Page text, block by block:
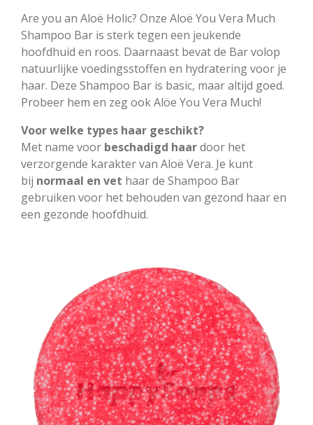
Are you an Aloë Holic? Onze Aloë You Vera Much
Shampoo Bar is sterk tegen een jeukende
hoofdhuid en roos. Daarnaast bevat de Bar volop
natuurlijke voedingsstoffen en hydratering voor je
haar. Deze Shampoo Bar is basic, maar altijd goed.
Probeer hem en zeg ook Alöe You Vera Much!
Voor welke types haar geschikt?
Met name voor beschadigd haardoor het
verzorgende karakter van Aloë Vera. Je kunt
bij normaal en vet haar de Shampoo Bar
gebruiken voor het behouden van gezond haar en
een gezonde hoofdhuid.